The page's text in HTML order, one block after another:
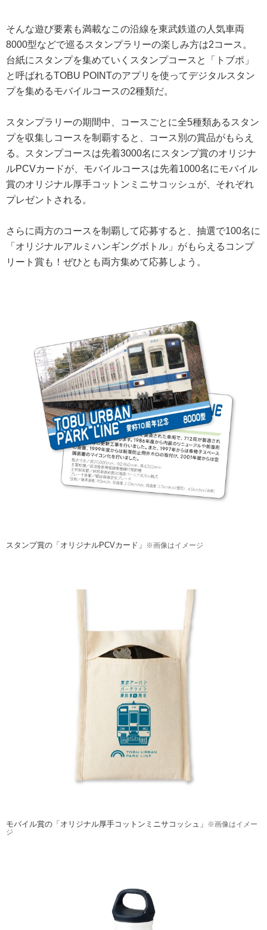
そんな遊び要素も満載なこの沿線を東武鉄道の人気車両
8000型などで巡るスタンプラリーの楽しみ方は2コース。
台紙にスタンプを集めていくスタンプコースと「トブポ」
と呼ばれるTOBU POINTのアプリを使ってデジタルスタン
プを集めるモバイルコースの2種類だ。
スタンプラリーの期間中、コースごとに全5種類あるスタン
プを収集しコースを制覇すると、コース別の賞品がもらえ
る。スタンプコースは先着3000名にスタンプ賞のオリジナ
ルPCVカードが、モバイルコースは先着1000名にモバイル
賞のオリジナル厚手コットンミニサコッシュが、それぞれ
プレゼントされる。
さらに両方のコースを制覇して応募すると、抽選で100名に
「オリジナルアルミハンギングボトル」がもらえるコンプ
リート賞も！ぜひとも両方集めて応募しよう。
スタンプ賞の「オリジナルPCVカード」 ※画像はイメージ
モバイル賞の「オリジナル厚手コットンミニサコッシュ」 ※画像はイメー
ジ